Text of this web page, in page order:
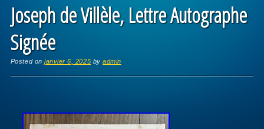
Joseph de Villèle, Lettre Autographe
Signée
Posted onjanvier 6, 2025 byadmin